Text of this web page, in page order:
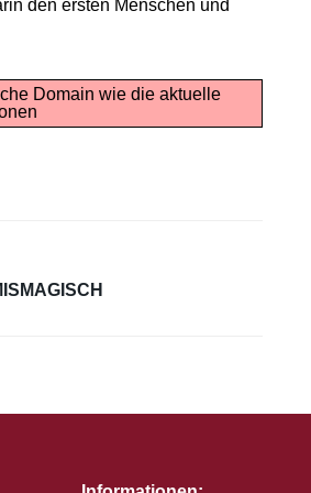
den ersten Menschen und
Domain wie die aktuelle